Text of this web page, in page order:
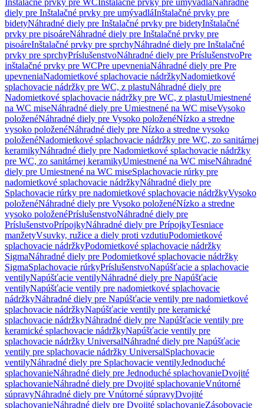
Inštalačné prvky pre WCInštalačné prvky pre umývadláNáhradné
diely pre Inštalačné prvky pre umývadláInštalačné prvky pre
bidetyNáhradné diely pre Inštalačné prvky pre bidetyInštalačné
prvky pre pisoáreNáhradné diely pre Inštalačné prvky pre
pisoáreInštalačné prvky pre sprchyNáhradné diely pre Inštalačné
prvky pre sprchyPríslušenstvoNáhradné diely pre PríslušenstvoPre
inštalačné prvky pre WCPre upevneniaNáhradné diely pre Pre
upevneniaNadomietkové splachovacie nádržkyNadomietkové
splachovacie nádržky pre WC, z plastuNáhradné diely pre
Nadomietkové splachovacie nádržky pre WC, z plastuUmiestnené
na WC miseNáhradné diely pre Umiestnené na WC miseVysoko
položenéNáhradné diely pre Vysoko položenéNízko a stredne
vysoko položenéNáhradné diely pre Nízko a stredne vysoko
položenéNadomietkové splachovacie nádržky pre WC, zo sanitárnej
keramikyNáhradné diely pre Nadomietkové splachovacie nádržky
pre WC, zo sanitárnej keramikyUmiestnené na WC miseNáhradné
diely pre Umiestnené na WC miseSplachovacie rúrky pre
nadomietkové splachovacie nádržkyNáhradné diely pre
Splachovacie rúrky pre nadomietkové splachovacie nádržkyVysoko
položenéNáhradné diely pre Vysoko položenéNízko a stredne
vysoko položenéPríslušenstvoNáhradné diely pre
PríslušenstvoPrípojkyNáhradné diely pre PrípojkyTesniace
manžetyVsuvky, ružice a diely proti vzdutiuPodomietkové
splachovacie nádržkyPodomietkové splachovacie nádržky
SigmaNáhradné diely pre Podomietkové splachovacie nádržky
SigmaSplachovacie rúrkyPríslušenstvoNapúšťacie a splachovacie
ventilyNapúšťacie ventilyNáhradné diely pre Napúšťacie
ventilyNapúšťacie ventily pre nadomietkové splachovacie
nádržkyNáhradné diely pre Napúšťacie ventily pre nadomietkové
splachovacie nádržkyNapúšťacie ventily pre keramické
splachovacie nádržkyNáhradné diely pre Napúšťacie ventily pre
keramické splachovacie nádržkyNapúšťacie ventily pre
splachovacie nádržky UniversalNáhradné diely pre Napúšťacie
ventily pre splachovacie nádržky UniversalSplachovacie
ventilyNáhradné diely pre Splachovacie ventilyJednoduché
splachovanieNáhradné diely pre Jednoduché splachovanieDvojité
splachovanieNáhradné diely pre Dvojité splachovanieVnútorné
súpravyNáhradné diely pre Vnútorné súpravyDvojité
splachovanieNáhradné diely pre Dvojité splachovanieZásobovacie